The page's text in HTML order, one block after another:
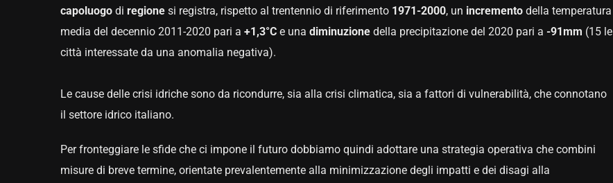
capoluogo di regione si registra, rispetto al trentennio di riferimento 1971-2000, un incremento della temperatura
media del decennio 2011-2020 pari a +1,3°C e una diminuzione della precipitazione del 2020 pari a -91mm (15 le
città interessate da una anomalia negativa).
Le cause delle crisi idriche sono da ricondurre, sia alla crisi climatica, sia a fattori di vulnerabilità, che connotano
il settore idrico italiano.
Per fronteggiare le sfide che ci impone il futuro dobbiamo quindi adottare una strategia operativa che combini
misure di breve termine, orientate prevalentemente alla minimizzazione degli impatti e dei disagi alla